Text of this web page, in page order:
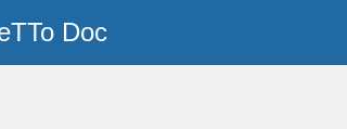
Doc